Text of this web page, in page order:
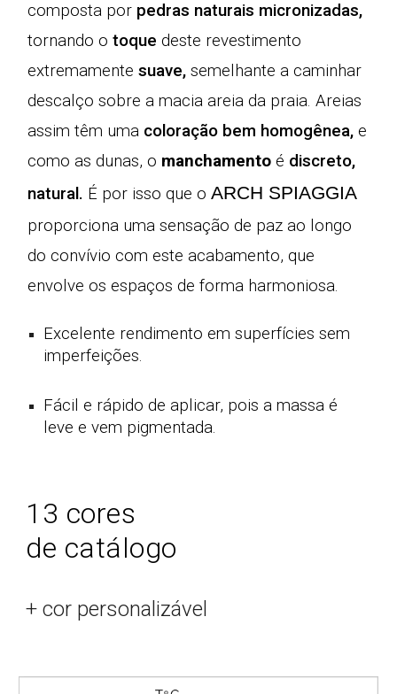
composta por pedras naturais micronizadas,
tornando o toque deste revestimento
extremamente suave, semelhante a caminhar
descalço sobre a macia areia da praia. Areias
assim têm uma coloração bem homogênea,e
como as dunas, o manchamento é discreto,
natural . É por isso que o ARCH SPIAGGIA
proporciona uma sensação de paz ao longo
do convívio com este acabamento, que
envolve os espaços de forma harmoniosa.
Excelente rendimento em superfícies sem
imperfeições.
Fácil e rápido de aplicar, pois a massa é
leve e vem pigmentada.
1 3 cores
de catálogo
+ cor personalizável